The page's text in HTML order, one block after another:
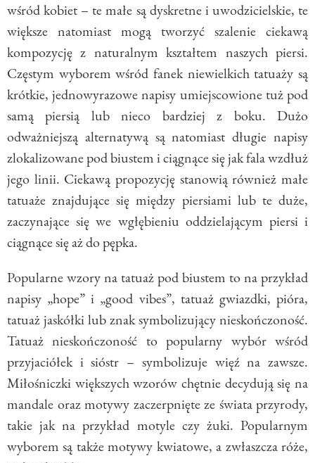
wśród kobiet – te małe są dyskretne i uwodzicielskie, te
większe natomiast mogą tworzyć szalenie ciekawą
kompozycję z naturalnym kształtem naszych piersi.
Częstym wyborem wśród fanek niewielkich tatuaży są
krótkie, jednowyrazowe napisy umiejscowione tuż pod
samą piersią lub nieco bardziej z boku. Dużo
odważniejszą alternatywą są natomiast długie napisy
zlokalizowane pod biustem i ciągnące się jak fala wzdłuż
jego linii. Ciekawą propozycję stanowią również małe
tatuaże znajdujące się między piersiami lub te duże,
zaczynające się we wgłębieniu oddzielającym piersi i
ciągnące się aż do pępka.
Popularne wzory na tatuaż pod biustem to na przykład
napisy „hope” i „good vibes”, tatuaż gwiazdki, pióra,
tatuaż jaskółki lub znak symbolizujący nieskończoność.
Tatuaż nieskończoność to popularny wybór wśród
przyjaciółek i sióstr – symbolizuje więź na zawsze.
Miłośniczki większych wzorów chętnie decydują się na
mandale oraz motywy zaczerpnięte ze świata przyrody,
takie jak na przykład motyle czy żuki. Popularnym
wyborem są także motywy kwiatowe, a zwłaszcza róże,